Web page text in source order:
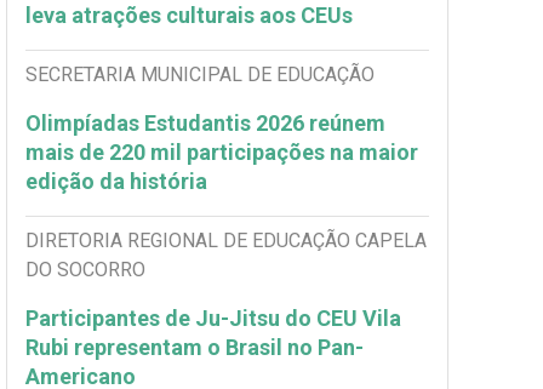
leva atrações culturais aos CEUs
SECRETARIA MUNICIPAL DE EDUCAÇÃO
Olimpíadas Estudantis 2026 reúnem
mais de 220 mil participações na maior
edição da história
DIRETORIA REGIONAL DE EDUCAÇÃO CAPELA
DO SOCORRO
Participantes de Ju-Jitsu do CEU Vila
Rubi representam o Brasil no Pan-
Americano